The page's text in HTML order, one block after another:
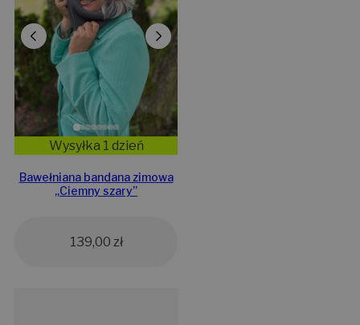
Wysyłka 1 dzień
Bawełniana bandana zimowa
„Ciemny szary”
139,00 zł